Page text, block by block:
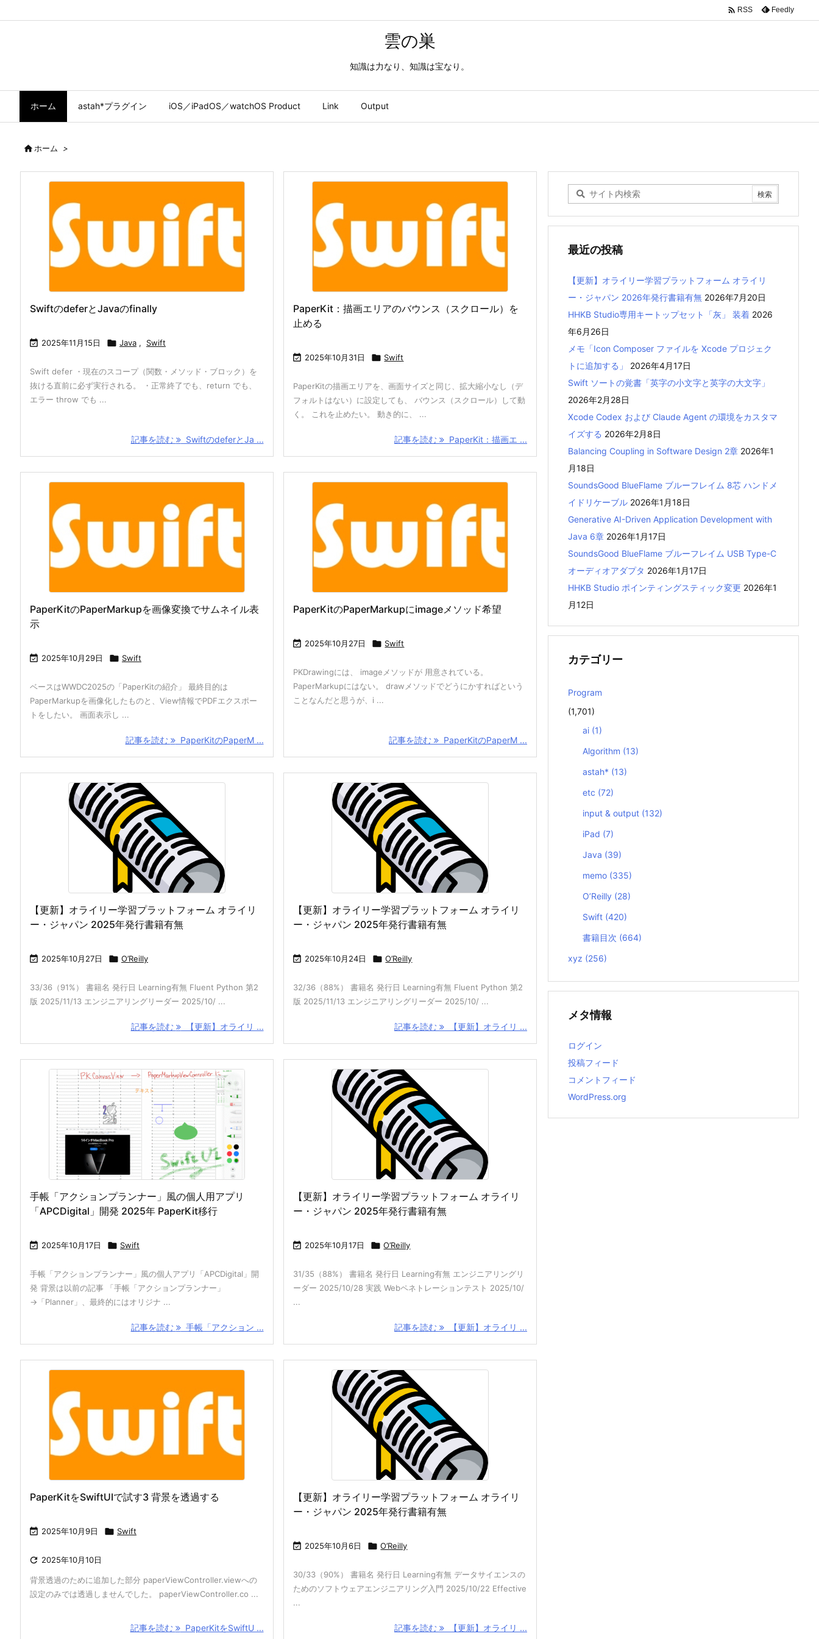
雲の巣
知識は力なり、知識は宝なり。
ホーム astah*プラグイン iOS／iPadOS／watchOS Product Link Output
 RSS Feedly
ホーム >
SwiftのdeferとJavaのfinally
 2025年11月15日  Java , Swift
Swift defer ・現在のスコープ（関数・メソッド・ブロック）を
抜ける直前に必ず実行される。 ・正常終了でも、return でも、
エラー throw でも ...
記事を読む SwiftのdeferとJa ...
PaperKit：描画エリアのバウンス（スクロール）を
止める
 2025年10月31日  Swift
PaperKitの描画エリアを、画面サイズと同じ、拡大縮小なし（デ
フォルトはない）に設定しても、 バウンス（スクロール）して動
く。 これを止めたい。 動き的に、 ...
記事を読む PaperKit：描画エ ...
PaperKitのPaperMarkupを画像変換でサムネイル表
示
 2025年10月29日  Swift
ベースはWWDC2025の「PaperKitの紹介」 最終目的は
PaperMarkupを画像化したものと、View情報でPDFエクスポー
トをしたい。 画面表示し ...
記事を読む PaperKitのPaperM ...
PaperKitのPaperMarkupにimageメソッド希望
 2025年10月27日  Swift
PKDrawingには、 imageメソッドが 用意されている。
PaperMarkupにはない。 drawメソッドでどうにかすればという
ことなんだと思うが、i ...
記事を読む PaperKitのPaperM ...
【更新】オライリー学習プラットフォーム オライリ
ー・ジャパン 2025年発行書籍有無
 2025年10月27日  O’Reilly
33/36（91%） 書籍名 発行日 Learning有無 Fluent Python 第2
版 2025/11/13 エンジニアリングリーダー 2025/10/ ...
記事を読む 【更新】オライリ ...
【更新】オライリー学習プラットフォーム オライリ
ー・ジャパン 2025年発行書籍有無
 2025年10月24日  O’Reilly
32/36（88%） 書籍名 発行日 Learning有無 Fluent Python 第2
版 2025/11/13 エンジニアリングリーダー 2025/10/ ...
記事を読む 【更新】オライリ ...
手帳「アクションプランナー」風の個人用アプリ
「APCDigital」開発 2025年 PaperKit移行
 2025年10月17日  Swift
手帳「アクションプランナー」風の個人アプリ「APCDigital」開
発 背景は以前の記事 「手帳「アクションプランナー」
→「Planner」、最終的にはオリジナ ...
記事を読む 手帳「アクション ...
【更新】オライリー学習プラットフォーム オライリ
ー・ジャパン 2025年発行書籍有無
 2025年10月17日  O’Reilly
31/35（88%） 書籍名 発行日 Learning有無 エンジニアリングリ
ーダー 2025/10/28 実践 Webペネトレーションテスト 2025/10/
...
記事を読む 【更新】オライリ ...
PaperKitをSwiftUIで試す3 背景を透過する
 2025年10月9日  Swift
 2025年10月10日
背景透過のために追加した部分 paperViewController.viewへの
設定のみでは透過しませんでした。 paperViewController.co ...
記事を読む PaperKitをSwiftU ...
【更新】オライリー学習プラットフォーム オライリ
ー・ジャパン 2025年発行書籍有無
 2025年10月6日  O’Reilly
30/33（90%） 書籍名 発行日 Learning有無 データサイエンスの
ためのソフトウェアエンジニアリング入門 2025/10/22 Effective
...
記事を読む 【更新】オライリ ...
最近の投稿
【更新】オライリー学習プラットフォーム オライリ
ー・ジャパン 2026年発行書籍有無 2026年7月20日
HHKB Studio専用キートップセット「灰」 装着 2026
年6月26日
メモ「Icon Composer ファイルを Xcode プロジェク
トに追加する」
2026年4月17日
Swift ソートの覚書「英字の小文字と英字の大文字」
2026年2月28日
Xcode Codex および Claude Agent の環境をカスタマ
イズする 2026年2月8日
Balancing Coupling in Software Design 2章 2026年1
月18日
SoundsGood BlueFlame ブルーフレイム 8芯 ハンドメ
イドリケーブル 2026年1月18日
Generative AI-Driven Application Development with
Java 6章 2026年1月17日
SoundsGood BlueFlame ブルーフレイム USB Type-C
オーディオアダプタ 2026年1月17日
HHKB Studio ポインティングスティック変更 2026年1
月12日
カテゴリー
Program
(1,701)
ai (1)
Algorithm (13)
astah* (13)
etc (72)
input & output (132)
iPad (7)
Java (39)
memo (335)
O’Reilly (28)
Swift (420)
書籍目次 (664)
xyz (256)
メタ情報
ログイン
投稿フィード
コメントフィード
WordPress.org